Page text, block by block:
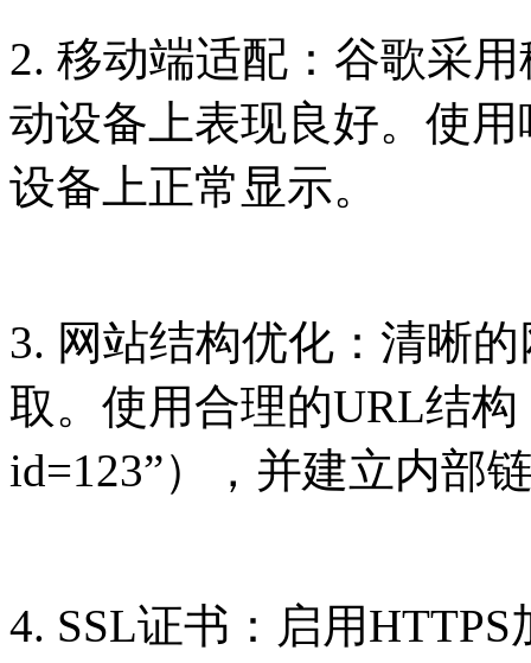
2. 移动端适配：谷歌采
动设备上表现良好。使
设备上正常显示。
3. 网站结构优化：清晰
取。使用合理的URL结构
id=123”），并建立内部
4. SSL证书：启用